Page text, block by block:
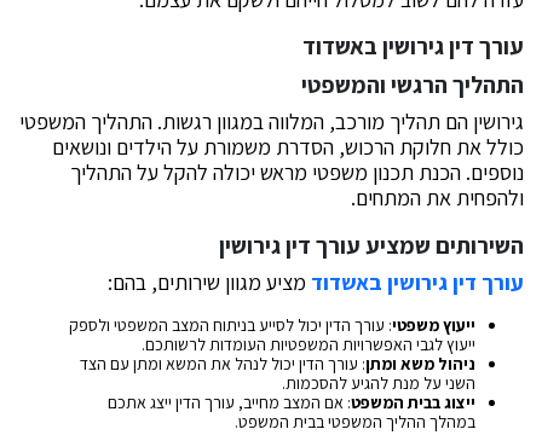
עורך דין גירושין באשדוד
התהליך הרגשי והמשפטי
גירושין הם תהליך מורכב, המלווה במגוון רגשות. התהליך המשפטי
כולל את חלוקת הרכוש, הסדרת משמורת על הילדים ונושאים
נוספים. הכנת תכנון משפטי מראש יכולה להקל על התהליך
ולהפחית את המתחים.
השירותים שמציע עורך דין גירושין
עורך דין גירושין באשדודמציע מגוון שירותים, בהם:
ייעוץ משפטי: עורך הדין יכול לסייע בניתוח המצב המשפטי ולספק
ייעוץ לגבי האפשרויות המשפטיות העומדות לרשותכם.
ניהול משא ומתן: עורך הדין יכול לנהל את המשא ומתן עם הצד
השני על מנת להגיע להסכמות.
ייצוג בבית המשפט: אם המצב מחייב, עורך הדין ייצג אתכם
במהלך ההליך המשפטי בבית המשפט.